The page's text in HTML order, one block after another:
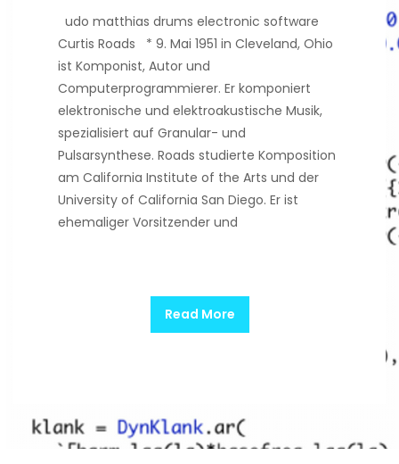
udo matthias drums electronic software
Curtis Roads * 9. Mai 1951 in Cleveland, Ohio
ist Komponist, Autor und
Computerprogrammierer. Er komponiert
elektronische und elektroakustische Musik,
spezialisiert auf Granular- und
Pulsarsynthese. Roads studierte Komposition
am California Institute of the Arts und der
University of California San Diego. Er ist
ehemaliger Vorsitzender und
Read More